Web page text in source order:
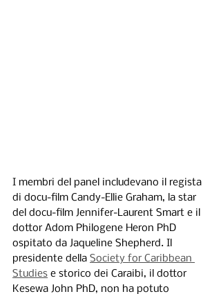
I membri del panel includevano il regista
di docu-film Candy-Ellie Graham, la star
del docu-film Jennifer-Laurent Smart e il
dottor Adom Philogene Heron PhD
ospitato da Jaqueline Shepherd. Il
presidente della Society for Caribbean
Studies e storico dei Caraibi, il dottor
Kesewa John PhD, non ha potuto